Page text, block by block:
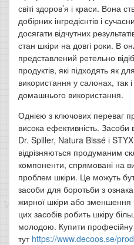
світі здоров’я і краси. Вона
добірних інгредієнтів і
досягати відчутних
стан шкіри на довгі роки. В
представлений ретельно
продуктів, які підходять як
використання у салонах, так
домашнього використання.
Однією з ключових переваг
висока ефективність. Засоби
Dr. Spiller, Natura Bissé і
відрізняються продуманим
компоненти, спрямовані на
проблем шкіри. Це можуть
засоби для боротьби з
жирної шкіри або зменшення
цих засобів робить шкіру
молодою. Купити
тут https://www.decoos.se/